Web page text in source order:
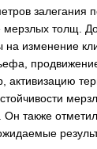
залегания
толщ.
на изменение
активизацию
также